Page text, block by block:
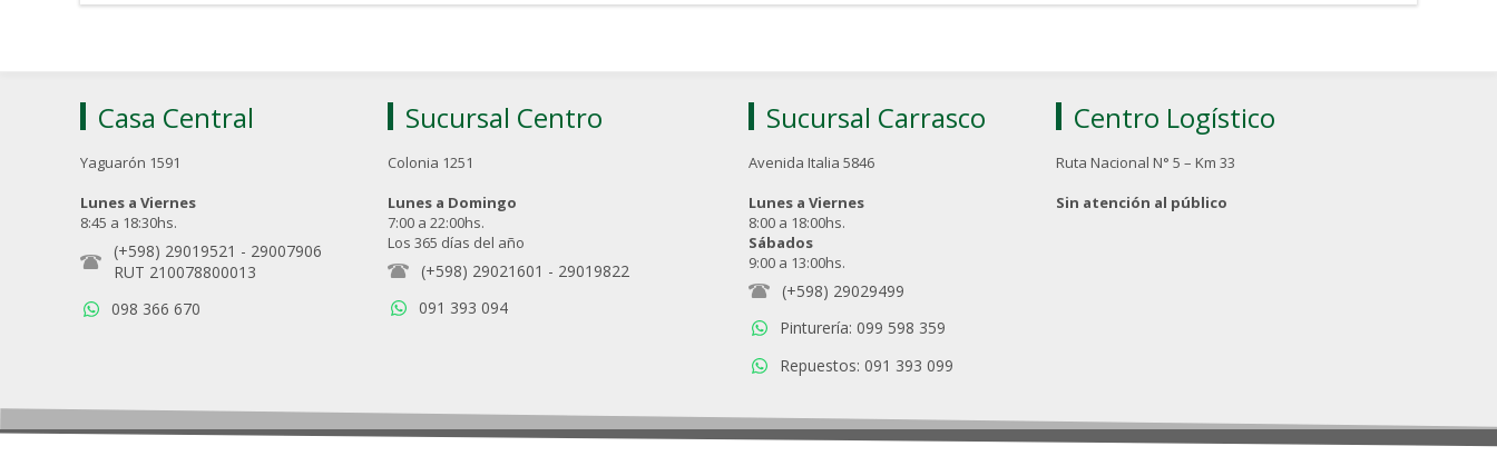
Casa Central
Yaguarón 1591
Lunes a Viernes
8:45 a 18:30hs.
(+598) 29019521 - 29007906
RUT 210078800013
098 366 670
Sucursal Centro
Colonia 1251
Lunes a Domingo
7:00 a 22:00hs.
Los 365 días del año
(+598) 29021601 - 29019822
091 393 094
Sucursal Carrasco
Avenida Italia 5846
Lunes a Viernes
8:00 a 18:00hs.
Sábados
9:00 a 13:00hs.
(+598) 29029499
Pinturería: 099 598 359
Repuestos: 091 393 099
Centro Logístico
Ruta Nacional N° 5 – Km 33
Sin atención al público